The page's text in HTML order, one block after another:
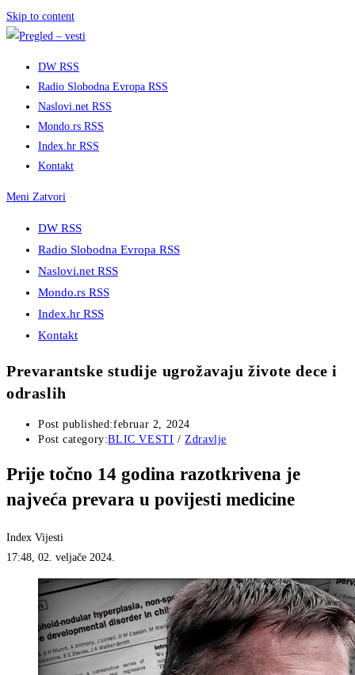
Skip to content
DW RSS
Radio Slobodna Evropa RSS
Naslovi.net RSS
Mondo.rs RSS
Index.hr RSS
Kontakt
Meni Zatvori
DW RSS
Radio Slobodna Evropa RSS
Naslovi.net RSS
Mondo.rs RSS
Index.hr RSS
Kontakt
Prevarantske studije ugrožavaju živote dece i
odraslih
Post published:februar 2, 2024
Post category:BLIC VESTI / Zdravlje
Prije točno 14 godina razotkrivena je
najveća prevara u povijesti medicine
Index Vijesti
17:48, 02. veljače 2024.